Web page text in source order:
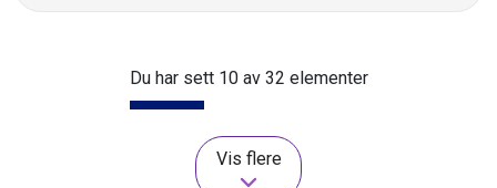
Du har sett 10 av 32 elementer
Vis flere